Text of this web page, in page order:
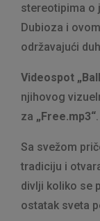
stereotipima o
Dubioza i
održavajući
Videospot
njihovog
za „Free.mp3“.
Sa svežom
tradiciju i
divlji koliko se
ostatak sveta